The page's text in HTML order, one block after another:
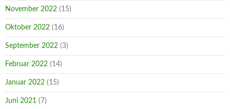
November 2022 (15)
Oktober 2022 (16)
September 2022 (3)
Februar 2022 (14)
Januar 2022 (15)
Juni 2021 (7)